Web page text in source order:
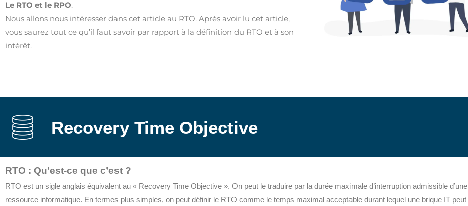
Le RTO et le RPO.
Nous allons nous intéresser dans cet article au RTO. Après avoir lu cet article,
vous saurez tout ce qu’il faut savoir par rapport à la définition du RTO et à son
intérêt.
Recovery Time Objective
RTO : Qu’est-ce que c’est ?
RTO est un sigle anglais équivalent au « Recovery Time Objective ». On peut le traduire par la durée maximale d’interruption admissible d’une
ressource informatique. En termes plus simples, on peut définir le RTO comme le temps maximal acceptable durant lequel une brique IT peut